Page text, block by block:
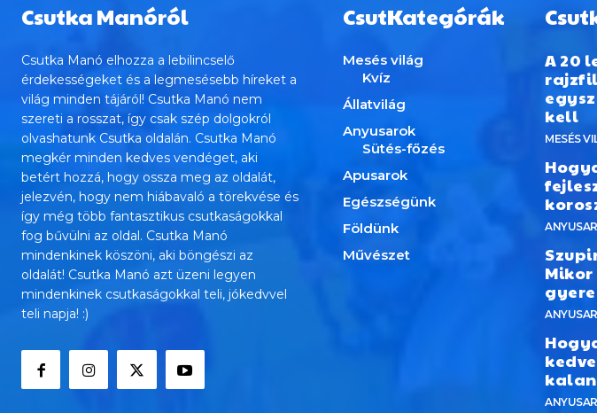
Csutka Manóról
Csutka Manó elhozza a lebilincselő
érdekességeket és a legmesésebb híreket a
világ minden tájáról! Csutka Manó nem
szereti a rosszat, így csak szép dolgokról
olvashatunk Csutka oldalán. Csutka Manó
megkér minden kedves vendéget, aki
betért hozzá, hogy ossza meg az oldalát,
jelezvén, hogy nem hiábavaló a törekvése és
így még több fantasztikus csutkaságokkal
fog bűvülni az oldal. Csutka Manó
mindenkinek köszöni, aki böngészi az
oldalát! Csutka Manó azt üzeni legyen
mindenkinek csutkaságokkal teli, jókedvvel
teli napja! :)
CsutKategórák
Mesés világ
Kvíz
Állatvilág
Anyusarok
Sütés-főzés
Apusarok
Egészségünk
Földünk
Művészet
A 20
kell
MESÉS
Mikor